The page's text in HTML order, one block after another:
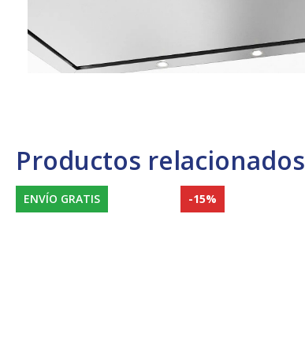
Productos relacionados
ENVÍO GRATIS -15%